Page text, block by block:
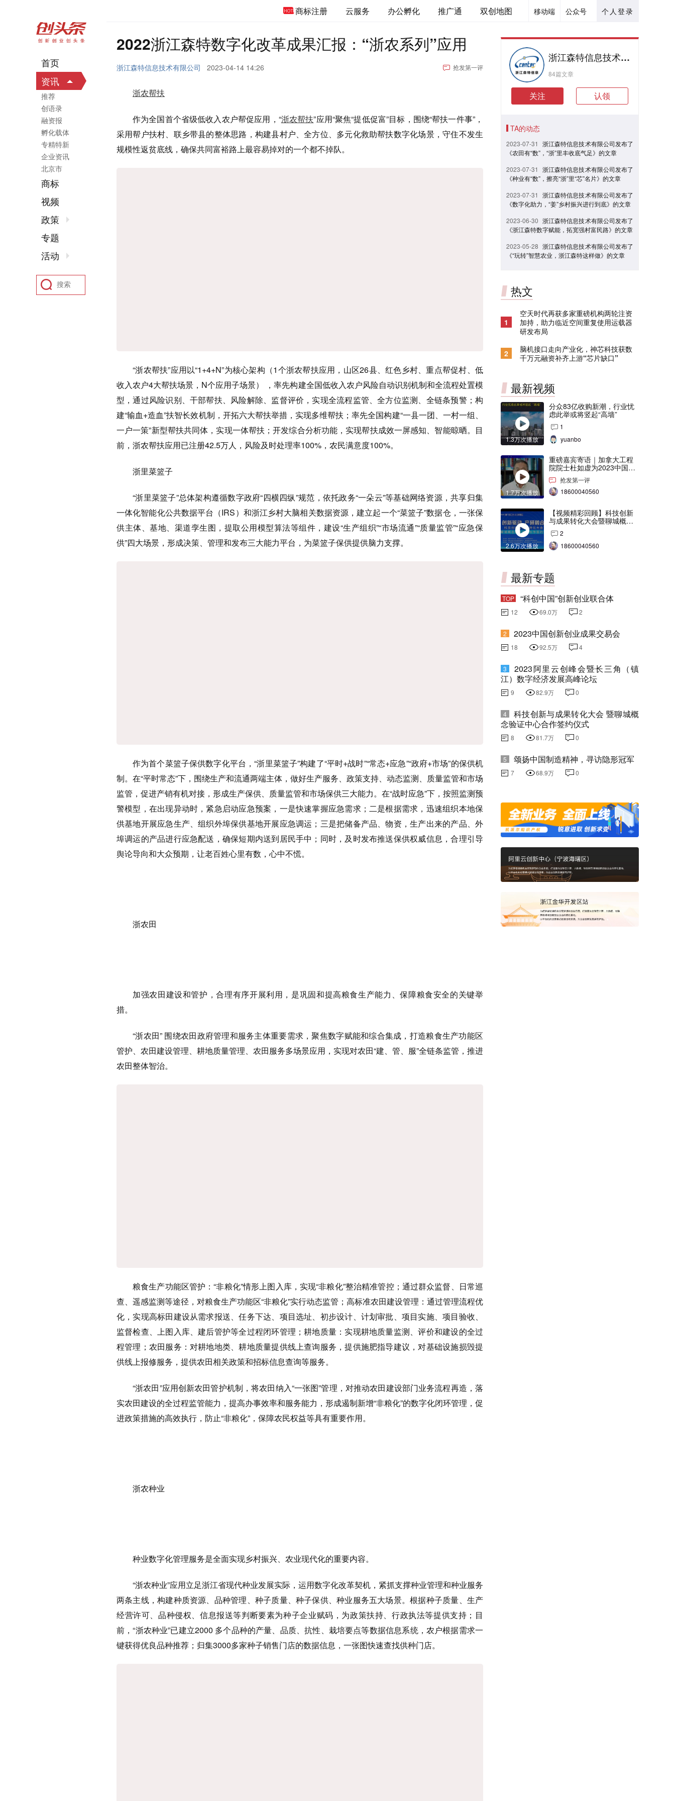
个人登录
公众号
移动端
商标注册 云服务 办公孵化 推广通 双创地图
2022浙江森特数字化改革成果汇报：“浙农系列”应用
浙江森特信息技术有限公司 2023-04-14 14:26 抢发第一评
浙农帮扶
作为全国首个省级低收入农户帮促应用，“浙农帮扶”应用“聚焦“提低促富”目标，围绕“帮扶一件事”，
采用帮户扶村、联乡带县的整体思路，构建县村户、全方位、多元化救助帮扶数字化场景，守住不发生
规模性返贫底线，确保共同富裕路上最容易掉对的一个都不掉队。
“浙农帮扶”应用以“1+4+N”为核心架构（1个浙农帮扶应用，山区26县、红色乡村、重点帮促村、低
收入农户4大帮扶场景，N个应用子场景） ，率先构建全国低收入农户风险自动识别机制和全流程处置模
型，通过风险识别、干部帮扶、风险解除、监督评价，实现全流程监管、全方位监测、全链条预警；构
建“输血+造血”扶智长效机制，开拓六大帮扶举措，实现多维帮扶；率先全国构建“一县一团、一村一组、
一户一策”新型帮扶共同体，实现一体帮扶；开发综合分析功能，实现帮扶成效一屏感知、智能晾晒。目
前，浙农帮扶应用已注册42.5万人，风险及时处理率100%，农民满意度100%。
浙里菜篮子
“浙里菜篮子”总体架构遵循数字政府“四横四纵”规范，依托政务“一朵云”等基础网络资源，共享归集
一体化智能化公共数据平台（IRS）和浙江乡村大脑相关数据资源，建立起一个“菜篮子”数据仓，一张保
供主体、基地、渠道孪生图，提取公用模型算法等组件，建设“生产组织”“市场流通”“质量监管”“应急保
供”四大场景，形成决策、管理和发布三大能力平台，为菜篮子保供提供脑力支撑。
作为首个菜篮子保供数字化平台，“浙里菜篮子”构建了“平时+战时”“常态+应急”“政府+市场”的保供机
制。在“平时常态”下，围绕生产和流通两端主体，做好生产服务、政策支持、动态监测、质量监管和市场
监管，促进产销有机对接，形成生产保供、质量监管和市场保供三大能力。在“战时应急”下，按照监测预
警模型，在出现异动时，紧急启动应急预案，一是快速掌握应急需求；二是根据需求，迅速组织本地保
供基地开展应急生产、组织外埠保供基地开展应急调运；三是把储备产品、物资，生产出来的产品、外
埠调运的产品进行应急配送，确保短期内送到居民手中；同时，及时发布推送保供权威信息，合理引导
舆论导向和大众预期，让老百姓心里有数，心中不慌。
浙农田
加强农田建设和管护，合理有序开展利用，是巩固和提高粮食生产能力、保障粮食安全的关键举
措。
“浙农田” 围绕农田政府管理和服务主体重要需求，聚焦数字赋能和综合集成，打造粮食生产功能区
管护、农田建设管理、耕地质量管理、农田服务多场景应用，实现对农田“建、管、服”全链条监管，推进
农田整体智治。
粮食生产功能区管护：“非粮化”情形上图入库，实现“非粮化”整治精准管控；通过群众监督、日常巡
查、遥感监测等途径，对粮食生产功能区“非粮化”实行动态监管；高标准农田建设管理：通过管理流程优
化，实现高标田建设从需求报送、任务下达、项目选址、初步设计、计划审批、项目实施、项目验收、
监督检查、上图入库、建后管护等全过程闭环管理；耕地质量：实现耕地质量监测、评价和建设的全过
程管理；农田服务：对耕地地类、耕地质量提供线上查询服务，提供施肥指导建议，对基础设施损毁提
供线上报修服务，提供农田相关政策和招标信息查询等服务。
“浙农田”应用创新农田管护机制，将农田纳入“一张图”管理，对推动农田建设部门业务流程再造，落
实农田建设的全过程监管能力，提高办事效率和服务能力，形成遏制新增“非粮化”的数字化闭环管理，促
进政策措施的高效执行，防止“非粮化”，保障农民权益等具有重要作用。
浙农种业
种业数字化管理服务是全面实现乡村振兴、农业现代化的重要内容。
“浙农种业”应用立足浙江省现代种业发展实际，运用数字化改革契机，紧抓支撑种业管理和种业服务
两条主线，构建种质资源、品种管理、种子质量、种子保供、种业服务五大场景。根据种子质量、生产
经营许可、品种侵权、信息报送等判断要素为种子企业赋码，为政策扶持、行政执法等提供支持；目
前，“浙农种业”已建立2000 多个品种的产量、品质、抗性、栽培要点等数据信息系统，农户根据需求一
键获得优良品种推荐；归集3000多家种子销售门店的数据信息，一张图快速查找供种门店。
浙江森特信息技术有限公司
84篇文章
关注 认领
TA的动态
2023-07-31
浙江森特信息技术有限公司发布了
《农田有“数”，“浙”里丰收底气足》的文章
2023-07-31
浙江森特信息技术有限公司发布了
《种业有“数”，擦亮“浙”里“芯”名片》的文章
2023-07-31
浙江森特信息技术有限公司发布了
《数字化助力，“姜”乡村振兴进行到底》的文章
2023-06-30 浙江森特信息技术有限公司发布了
《浙江森特数字赋能，拓宽强村富民路》的文章
2023-05-28 浙江森特信息技术有限公司发布了
《“玩转”智慧农业，浙江森特这样做》的文章
热文
1
空天时代再获多家重磅机构两轮注资
加持，助力临近空间重复使用运载器
研发布局
2
脑机接口走向产业化，神芯科技获数
千万元融资补齐上游“芯片缺口”
最新视频
1.3万次播放
分众83亿收购新潮，行业忧
虑此举或将竖起“高墙”
1
yuanbo
1.7万次播放
重磅嘉宾寄语｜加拿大工程
院院士杜如虚为2023中国创
交会打Call！
抢发第一评
18600040560
2.6万次播放
【视频精彩回顾】科技创新
与成果转化大会暨聊城概念
验证中心合作签约仪式
2
18600040560
最新专题
TOP “科创中国”创新创业联合体
12 69.0万 2
2 2023中国创新创业成果交易会
18 92.5万 4
3
2023阿里云创峰会暨长三角（镇
江）数字经济发展高峰论坛
9 82.9万 0
4
科技创新与成果转化大会 暨聊城概
念验证中心合作签约仪式
8 81.7万 0
5 颂扬中国制造精神，寻访隐形冠军
7 68.9万 0
首页
资讯
推荐
创语录
融资报
孵化载体
专精特新
企业资讯
北京市
商标
视频
政策
专题
活动